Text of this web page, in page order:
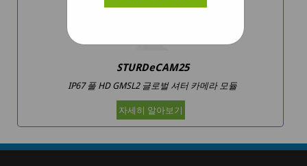
STURDeCAM25
IP67 풀 HD GMSL2 글로벌 셔터 카메라 모듈
자세히 알아보기